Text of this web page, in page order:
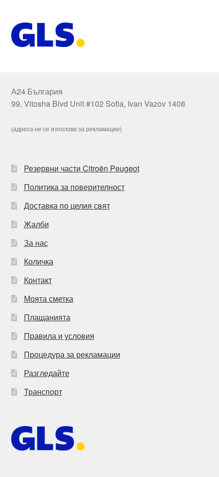
А24 България
99, Vitosha Blvd Unit #102 Sofia, Ivan Vazov 1408
(адреса не се използва за рекламации)
Резервни части Citroën Peugeot
Политика за поверителност
Доставка по целия свят
Жалби
За нас
Количка
Контакт
Моята сметка
Плащанията
Правила и условия
Процедура за рекламации
Разгледайте
Транспорт